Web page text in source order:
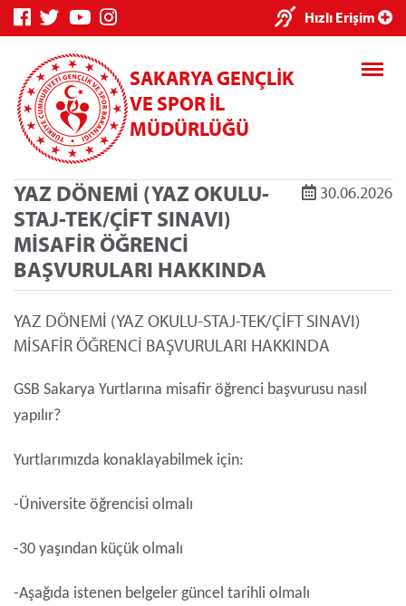
Hızlı Erişim
SAKARYA GENÇLİK
VE SPOR İL
MÜDÜRLÜĞÜ
YAZ DÖNEMİ (YAZ OKULU-
STAJ-TEK/ÇİFT SINAVI)
MİSAFİR ÖĞRENCİ
BAŞVURULARI HAKKINDA
30.06.2026
YAZ DÖNEMİ (YAZ OKULU-STAJ-TEK/ÇİFT SINAVI)
MİSAFİR ÖĞRENCİ BAŞVURULARI HAKKINDA
GSB Sakarya Yurtlarına misafir öğrenci başvurusu nasıl
yapılır?
Yurtlarımızda konaklayabilmek için:
-Üniversite öğrencisi olmalı
-30 yaşından küçük olmalı
-Aşağıda istenen belgeler güncel tarihli olmalı
Genç Bilgi Sistemi